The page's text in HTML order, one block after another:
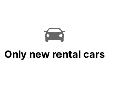
Only new rental cars